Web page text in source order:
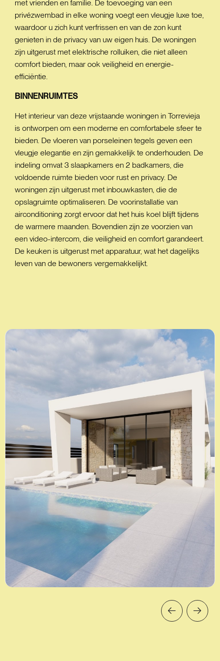
met vrienden en familie. De toevoeging van een
privézwembad in elke woning voegt een vleugje luxe toe,
waardoor u zich kunt verfrissen en van de zon kunt
genieten in de privacy van uw eigen huis. De woningen
zijn uitgerust met elektrische rolluiken, die niet alleen
comfort bieden, maar ook veiligheid en energie-
efficiëntie.
BINNENRUIMTES
Het interieur van deze vrijstaande woningen in Torrevieja
is ontworpen om een moderne en comfortabele sfeer te
bieden. De vloeren van porseleinen tegels geven een
vleugje elegantie en zijn gemakkelijk te onderhouden. De
indeling omvat 3 slaapkamers en 2 badkamers, die
voldoende ruimte bieden voor rust en privacy. De
woningen zijn uitgerust met inbouwkasten, die de
opslagruimte optimaliseren. De voorinstallatie van
airconditioning zorgt ervoor dat het huis koel blijft tijdens
de warmere maanden. Bovendien zijn ze voorzien van
een video-intercom, die veiligheid en comfort garandeert.
De keuken is uitgerust met apparatuur, wat het dagelijks
leven van de bewoners vergemakkelijkt.